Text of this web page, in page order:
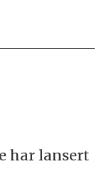
har lansert